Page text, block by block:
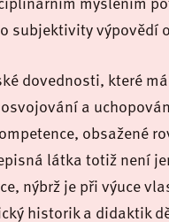
subjektivity výpovědí
dovednosti, které
a
obsažené
látka totiž není
nýbrž je při výuce
historik a didaktik